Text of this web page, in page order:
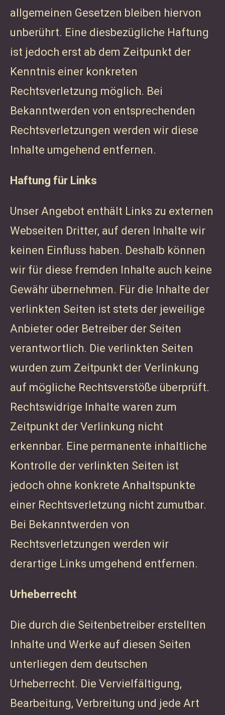
allgemeinen Gesetzen bleiben hiervon
unberührt. Eine diesbezügliche Haftung
ist jedoch erst ab dem Zeitpunkt der
Kenntnis einer konkreten
Rechtsverletzung möglich. Bei
Bekanntwerden von entsprechenden
Rechtsverletzungen werden wir diese
Inhalte umgehend entfernen.
Haftung für Links
Unser Angebot enthält Links zu externen
Webseiten Dritter, auf deren Inhalte wir
keinen Einfluss haben. Deshalb können
wir für diese fremden Inhalte auch keine
Gewähr übernehmen. Für die Inhalte der
verlinkten Seiten ist stets der jeweilige
Anbieter oder Betreiber der Seiten
verantwortlich. Die verlinkten Seiten
wurden zum Zeitpunkt der Verlinkung
auf mögliche Rechtsverstöße überprüft.
Rechtswidrige Inhalte waren zum
Zeitpunkt der Verlinkung nicht
erkennbar. Eine permanente inhaltliche
Kontrolle der verlinkten Seiten ist
jedoch ohne konkrete Anhaltspunkte
einer Rechtsverletzung nicht zumutbar.
Bei Bekanntwerden von
Rechtsverletzungen werden wir
derartige Links umgehend entfernen.
Urheberrecht
Die durch die Seitenbetreiber erstellten
Inhalte und Werke auf diesen Seiten
unterliegen dem deutschen
Urheberrecht. Die Vervielfältigung,
Bearbeitung, Verbreitung und jede Art